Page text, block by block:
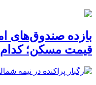
بازده صندوق‌های
قیمت مسکن؛